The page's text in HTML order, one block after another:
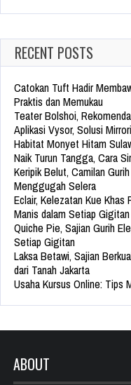
RECENT POSTS
Catokan Tuft Hadir
Praktis dan Memukau
Teater Bolshoi,
Aplikasi Vysor, Solusi
Habitat Monyet Hitam
Naik Turun Tangga, Cara
Keripik Belut, Camilan
Menggugah Selera
Eclair, Kelezatan Kue
Manis dalam Setiap Gigitan
Quiche Pie, Sajian Gurih
Setiap Gigitan
Laksa Betawi, Sajian
dari Tanah Jakarta
Usaha Kursus Online: Tips
ABOUT